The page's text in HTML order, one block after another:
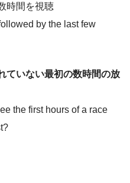
時間を視聴
by the last few
ていない最初の数時間の放
the first hours of a race